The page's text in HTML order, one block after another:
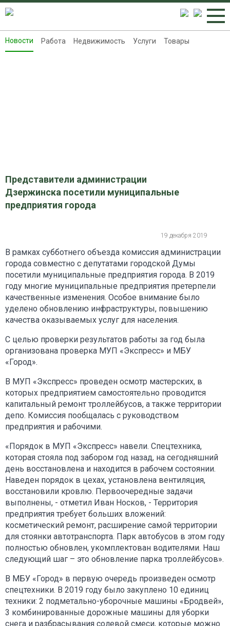
Новости
Новости Работа Недвижимость Услуги Товары
Представители администрации
Дзержинска посетили муниципальные
предприятия города
19 декабря 2019
В рамках субботнего объезда комиссия администрации
города совместно с депутатами городской Думы
посетили муниципальные предприятия города. В 2019
году многие муниципальные предприятия претерпели
качественные изменения. Особое внимание было
уделено обновлению инфраструктуры, повышению
качества оказываемых услуг для населения.
С целью проверки результатов работы за год была
организована проверка МУП «Экспресс» и МБУ
«Город».
В МУП «Экспресс» проведен осмотр мастерских, в
которых предприятием самостоятельно проводится
капитальный ремонт троллейбусов, а также территории
депо. Комиссия пообщалась с руководством
предприятия и рабочими.
«Порядок в МУП «Экспресс» навели. Спецтехника,
которая стояла под забором год назад, на сегодняшний
день восстановлена и находится в рабочем состоянии.
Наведен порядок в цехах, установлена вентиляция,
восстановили кровлю. Первоочередные задачи
выполнены, - отметил Иван Носков, - Территория
предприятия требует больших вложений:
косметический ремонт, расширение самой территории
для стоянки автотранспорта. Парк автобусов в этом году
полностью обновлен, укомплектован водителями. Наш
следующий шаг – это обновление парка троллейбусов».
В МБУ «Город» в первую очередь произведен осмотр
спецтехники. В 2019 году было закуплено 10 единиц
техники: 2 подметально-уборочные машины «Бродвей»,
3 комбинированные дорожные машины для уборки
снега и разбрасывания солевой смеси, которые можно